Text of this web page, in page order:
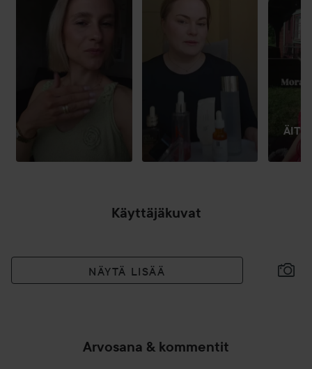
Käyttäjäkuvat
NÄYTÄ LISÄÄ
Arvosana & kommentit